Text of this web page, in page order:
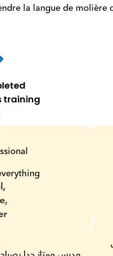
la langue de molière
training